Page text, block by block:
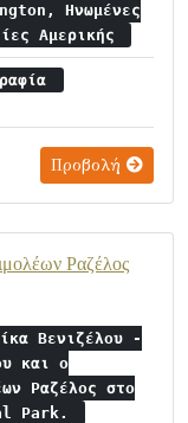
Ηνωμένες
Αμερικής
Προβολή
Ραζέλος
Βενιζέλου -
και ο
Ραζέλος στο
Park.